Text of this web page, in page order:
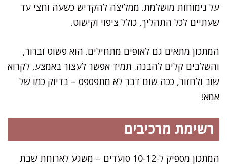
על נימוחות מושלמת. ממליצה להקדיש כשעה וחצי עד
שעתיים לכל התהליך, כולל ציפוי וקישוט.
המתכון מתאים גם לאופים מתחילים. הוא פשוט וברור,
והשלבים קלים להבנה. תמיד אפשר לעצור באמצע, לקרוא
שוב ולחזור, ככה שום דבר לא מתפספס – בדיוק כמו של
אמא!
רשימת מרכיבים
המתכון מספיק ל-10-12 סועדים – משגע לארוחת שבת